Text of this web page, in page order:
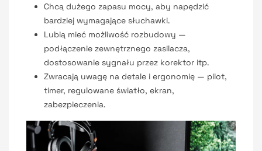
Chcą dużego zapasu mocy, aby napędzić
bardziej wymagające słuchawki.
Lubią mieć możliwość rozbudowy —
podłączenie zewnętrznego zasilacza,
dostosowanie sygnału przez korektor itp.
Zwracają uwagę na detale i ergonomię — pilot,
timer, regulowane światło, ekran,
zabezpieczenia.